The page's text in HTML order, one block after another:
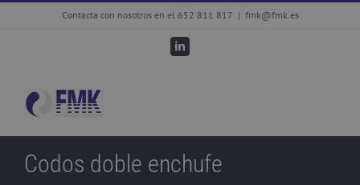
Contacta con nosotros en el 652 811 817 | fmk@fmk.es
LinkedIn
Codos doble enchufe